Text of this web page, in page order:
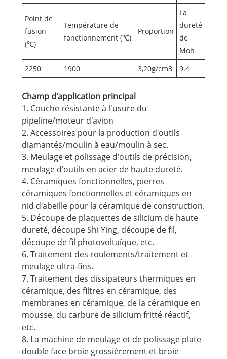
Point de
fusion
(℃)
Température de
fonctionnement (℃)
Proportion
La
dureté
de
Moh
2250
1900 3,20g/cm3 9.4
Champ d'application principal
1. Couche résistante à l'usure du
pipeline/moteur d'avion
2. Accessoires pour la production d'outils
diamantés/moulin à eau/moulin à sec.
3. Meulage et polissage d'outils de précision,
meulage d'outils en acier de haute dureté.
4. Céramiques fonctionnelles, pierres
céramiques fonctionnelles et céramiques en
nid d'abeille pour la céramique de construction.
5. Découpe de plaquettes de silicium de haute
dureté, découpe Shi Ying, découpe de fil,
découpe de fil photovoltaïque, etc.
6. Traitement des roulements/traitement et
meulage ultra-fins.
7. Traitement des dissipateurs thermiques en
céramique, des filtres en céramique, des
membranes en céramique, de la céramique en
mousse, du carbure de silicium fritté réactif,
etc.
8. La machine de meulage et de polissage plate
double face broie grossièrement et broie